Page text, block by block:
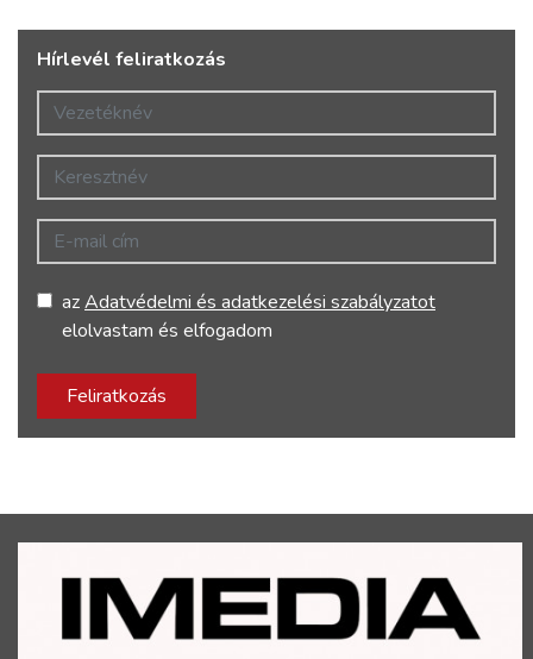
Hírlevél feliratkozás
Vezetéknév
Keresztnév
E-mail cím
azAdatvédelmi és adatkezelési szabályzatot
elolvastam és elfogadom
Feliratkozás